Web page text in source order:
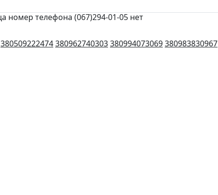
номер телефона (067)294-01-05 нет
380509222474380962740303380994073069380983830967